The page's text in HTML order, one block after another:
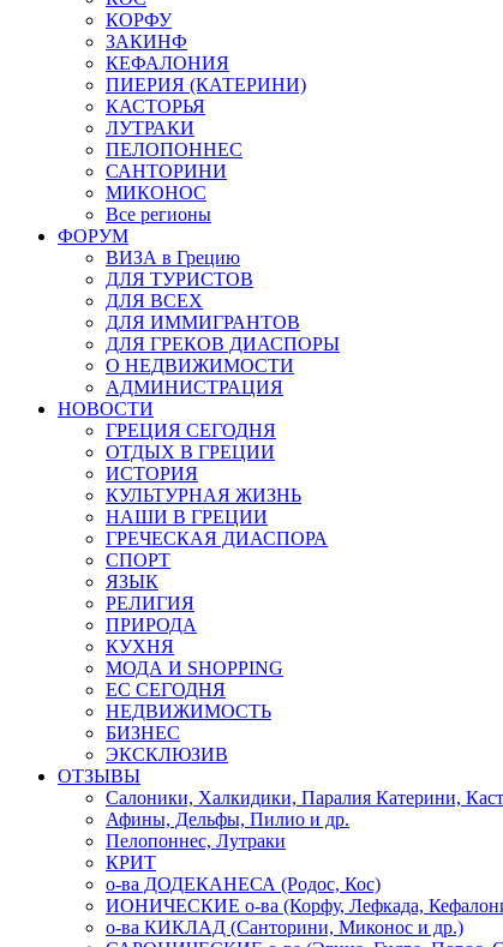
КОРФУ
ЗАКИНФ
КЕФАЛОНИЯ
ПИЕРИЯ (КАТЕРИНИ)
КАСТОРЬЯ
ЛУТРАКИ
ПЕЛОПОННЕС
САНТОРИНИ
МИКОНОС
Все регионы
ФОРУМ
ВИЗА в Грецию
ДЛЯ ТУРИСТОВ
ДЛЯ ВСЕХ
ДЛЯ ИММИГРАНТОВ
ДЛЯ ГРЕКОВ ДИАСПОРЫ
О НЕДВИЖИМОСТИ
АДМИНИСТРАЦИЯ
НОВОСТИ
ГРЕЦИЯ СЕГОДНЯ
ОТДЫХ В ГРЕЦИИ
ИСТОРИЯ
КУЛЬТУРНАЯ ЖИЗНЬ
НАШИ В ГРЕЦИИ
ГРЕЧЕСКАЯ ДИАСПОРА
СПОРТ
ЯЗЫК
РЕЛИГИЯ
ПРИРОДА
КУХНЯ
МОДА И SHOPPING
ЕС СЕГОДНЯ
НЕДВИЖИМОСТЬ
БИЗНЕС
ЭКСКЛЮЗИВ
ОТЗЫВЫ
Салоники, Халкидики, Паралия Катерини,
Афины, Дельфы, Пилио и др.
Пелопоннес, Лутраки
КРИТ
о-ва ДОДЕКАНЕСА (Родос, Кос)
ИОНИЧЕСКИЕ о-ва (Корфу, Лефкада,
о-ва КИКЛАД (Санторини, Миконос и др.)